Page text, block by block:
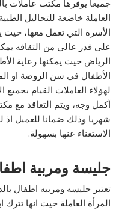
جميعا يوفرها مكتب عاملات
العاملة خاضعة للتحاليل
الأسرة التي تعمل معها،
على قدر عالي من الثقافه
الرياض حيث يمكنها رعاية
الأطفال في سن الروضة او
لهؤلاء العاملات القيام
أكمل وجه، ويتم التعاقد مع
شهريا وذلك ضمانا للعميل
الاستغناء عنها بسهولة.
جليسة ومربية
تعتبر جليسه ومربيه اطفال
المرأة العاملة حيث انها تترك